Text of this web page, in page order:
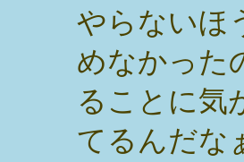
やらないほ
めなかった
ることに気
てるんだな